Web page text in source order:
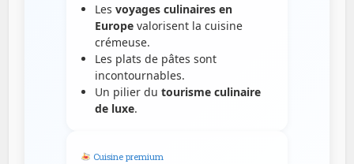
Les voyages culinaires en
Europe valorisent la cuisine
crémeuse.
Les plats de pâtes sont
incontournables.
Un pilier du tourisme culinaire
de luxe.
Cuisine premium